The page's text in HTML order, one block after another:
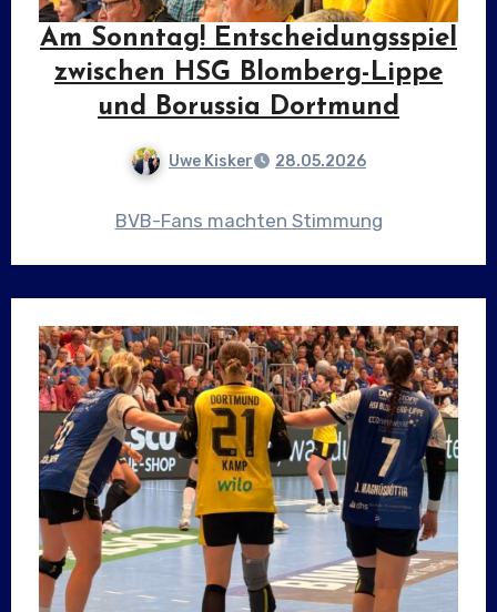
Am Sonntag! Entscheidungsspiel
zwischen HSG Blomberg-Lippe
und Borussia Dortmund
Uwe Kisker 28.05.2026
BVB-Fans machten Stimmung